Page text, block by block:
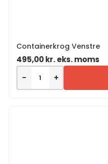
Containerkrog Venstre
495,00kr.eks. moms
− +